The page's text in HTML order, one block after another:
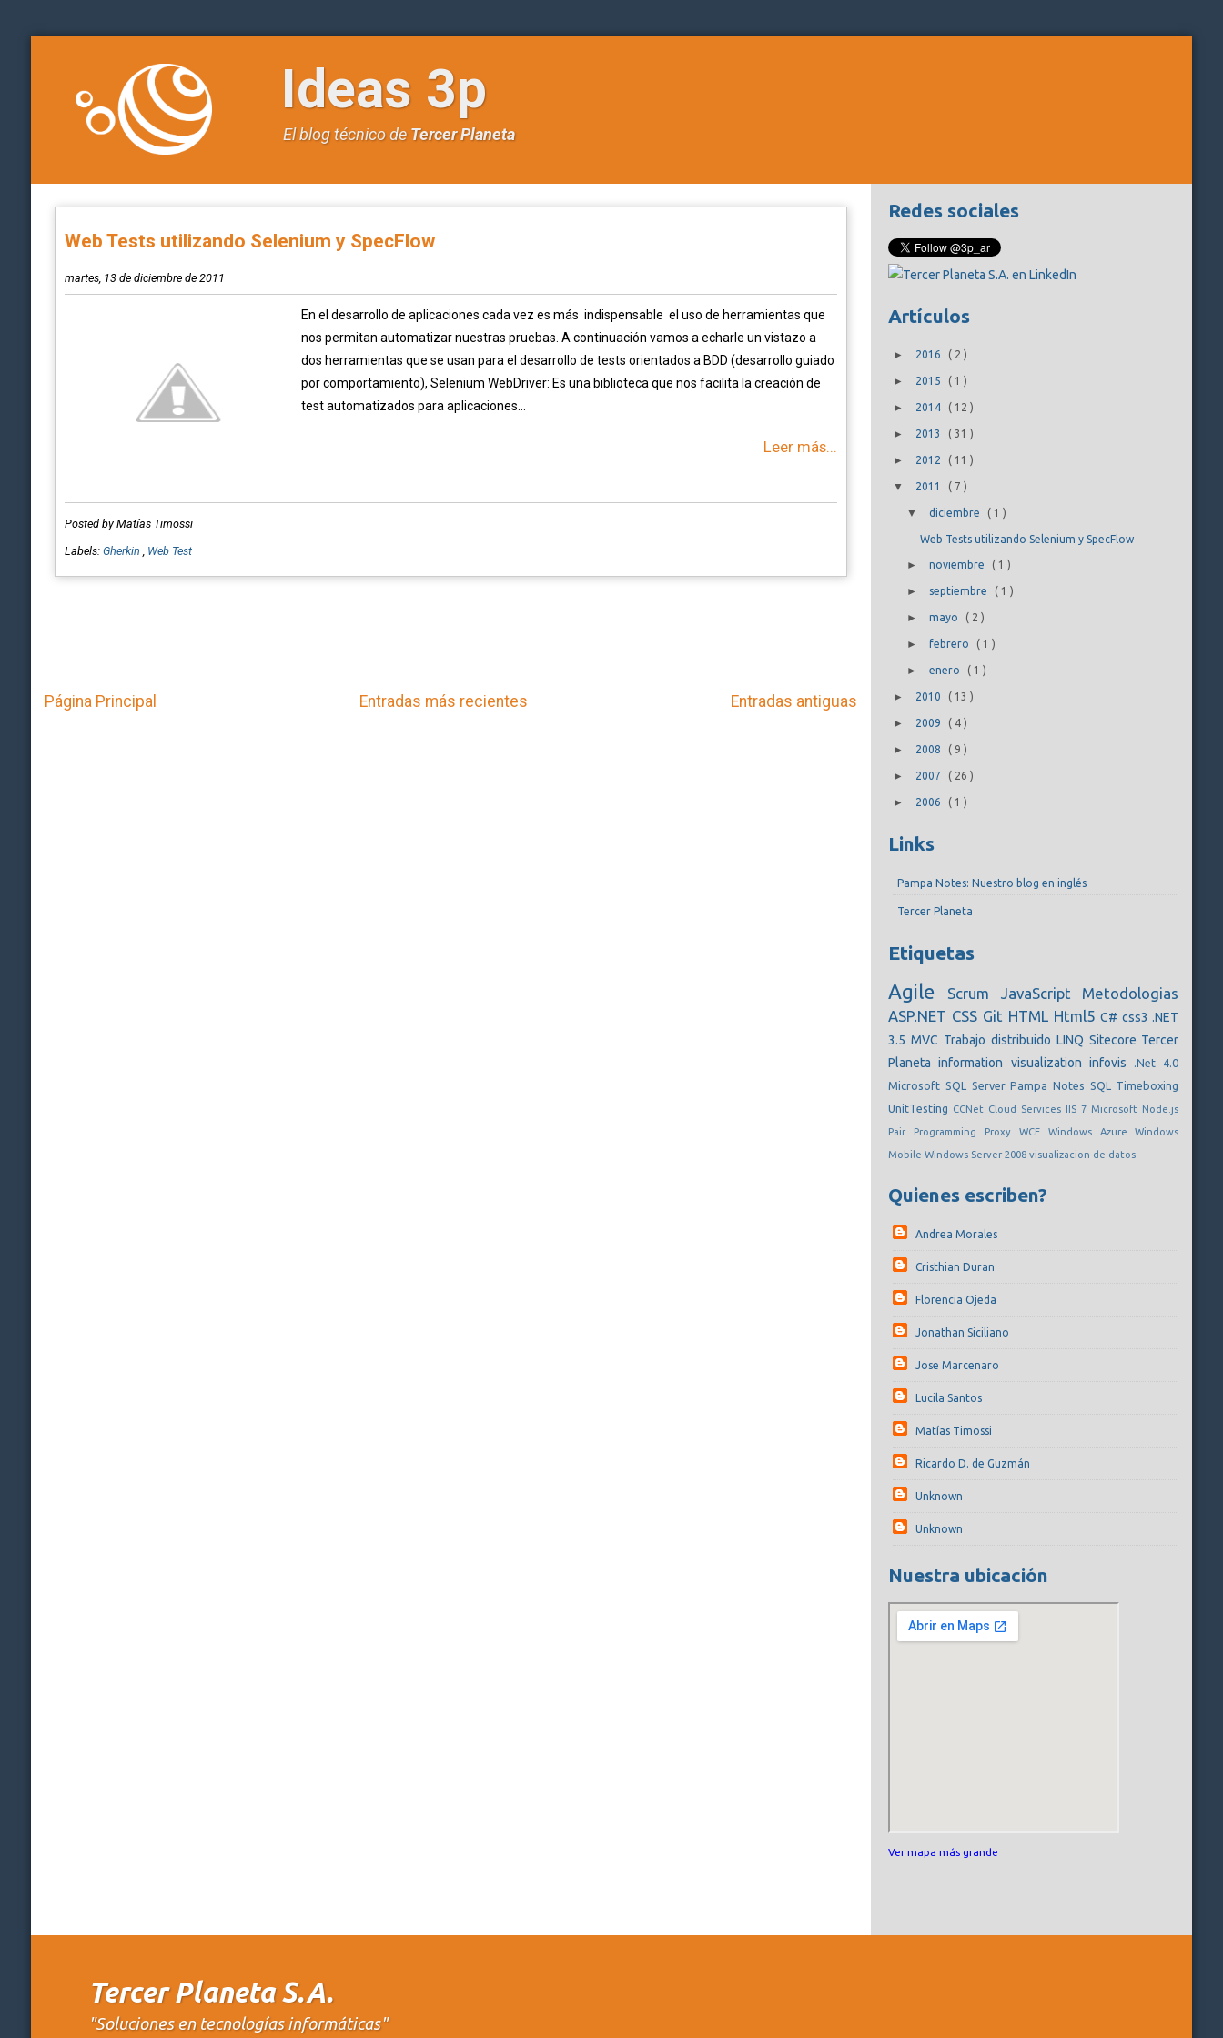
Ideas 3p
El blog técnico deTercer Planeta
Web Tests utilizando Selenium y SpecFlow
martes, 13 de diciembre de 2011
En el desarrollo de aplicaciones cada vez es más indispensable el uso de herramientas que
nos permitan automatizar nuestras pruebas. A continuación vamos a echarle un vistazo a
dos herramientas que se usan para el desarrollo de tests orientados a BDD (desarrollo guiado
por comportamiento), Selenium WebDriver: Es una biblioteca que nos facilita la creación de
test automatizados para aplicaciones...
Leer más...
Posted by Matías Timossi
Labels: Gherkin , Web Test
Entradas más recientes Entradas antiguas
Página Principal
Redes sociales
Artículos
► 2016 ( 2)
► 2015 ( 1)
► 2014 ( 12)
► 2013 (31)
► 2012 ( 11)
▼ 2011 ( 7)
▼ diciembre ( 1 )
Web Tests utilizando Selenium y SpecFlow
► noviembre ( 1 )
► septiembre ( 1 )
► mayo ( 2 )
► febrero ( 1 )
► enero ( 1 )
► 2010 ( 13)
► 2009 ( 4)
► 2008 ( 9)
► 2007 ( 26)
► 2006 ( 1)
Links
Pampa Notes: Nuestro blog en inglés
Tercer Planeta
Etiquetas
Agile Scrum JavaScript Metodologias
ASP.NET CSS Git HTML Html5 C# css3.NET
3.5MVC Trabajo distribuido LINQ Sitecore Tercer
Planetainformation visualization infovis
.Net 4.0
Microsoft SQL ServerPampa Notes SQL Timeboxing
UnitTesting CCNet Cloud Services IIS 7 Microsoft Node.js
Pair Programming Proxy WCF Windows AzureWindows
MobileWindows Server 2008visualizacion de datos
Quienes escriben?
Andrea Morales
Cristhian Duran
Florencia Ojeda
Jonathan Siciliano
Jose Marcenaro
Lucila Santos
Matías Timossi
Ricardo D. de Guzmán
Unknown
Unknown
Nuestra ubicación
Ver mapa más grande
Tercer Planeta S.A.
"Soluciones en tecnologías informáticas"